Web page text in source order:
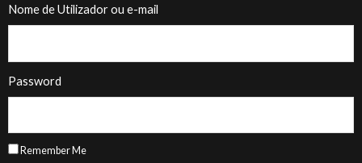
Nome de Utilizador ou e-mail
Password
Remember Me